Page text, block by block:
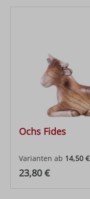
Ochs Fides
Varianten ab 14,50 €
Regulärer Preis:
23,80 €